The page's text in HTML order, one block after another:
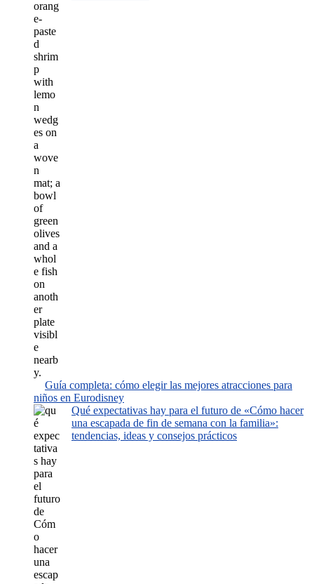
Guía completa: cómo elegir las mejores atracciones para
niños en Eurodisney
Qué expectativas hay para el futuro de «Cómo hacer
una escapada de fin de semana con la familia»:
tendencias, ideas y consejos prácticos